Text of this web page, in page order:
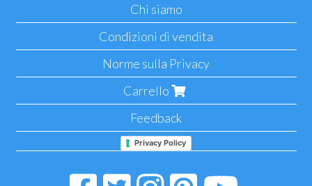
Chi siamo
Condizioni di vendita
Norme sulla Privacy
Carrello
Feedback
Privacy Policy